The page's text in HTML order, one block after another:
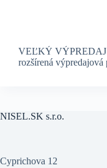
VEĽKÝ
rozšírená
NISEL.SK s.r.o.
Cyprichova 12